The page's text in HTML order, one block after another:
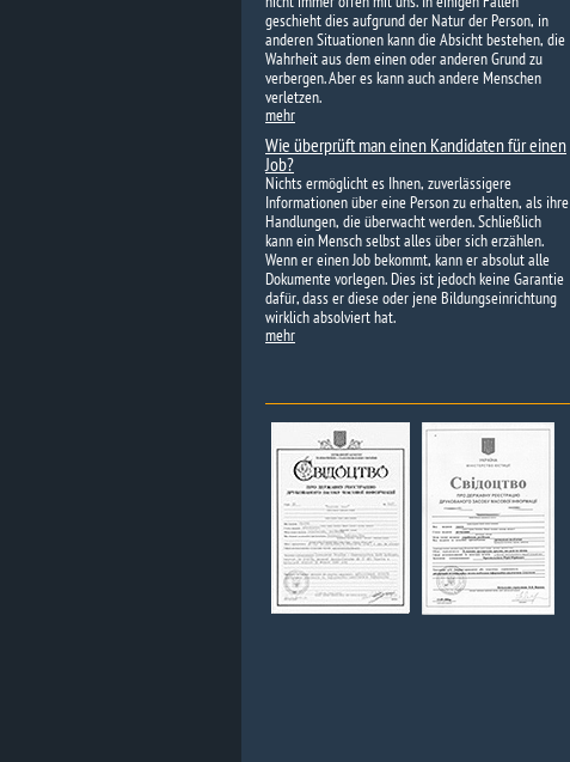
geschieht dies aufgrund der Natur der Person, in
anderen Situationen kann die Absicht bestehen, die
Wahrheit aus dem einen oder anderen Grund zu
verbergen. Aber es kann auch andere Menschen
verletzen.
mehr
Wie überprüft man einen Kandidaten für einen
Job?
Nichts ermöglicht es Ihnen, zuverlässigere
Informationen über eine Person zu erhalten, als ihre
Handlungen, die überwacht werden. Schließlich
kann ein Mensch selbst alles über sich erzählen.
Wenn er einen Job bekommt, kann er absolut alle
Dokumente vorlegen. Dies ist jedoch keine Garantie
dafür, dass er diese oder jene Bildungseinrichtung
wirklich absolviert hat.
mehr